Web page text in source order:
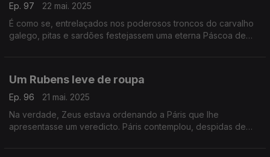
Ep. 97
22 mai. 2025
É como se, entrelaçados nos poderosos troncos do carvalho
galego, pitas e sardões festejassem uma eterna Páscoa de
Um Rubens leve de roupa
Ep. 96
21 mai. 2025
Na verdade, Zeus estava ordenando a Páris que lhe
apresentasse um veredicto. Páris contemplou, despidas de